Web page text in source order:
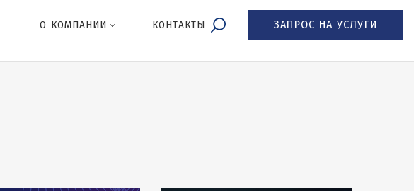
О КОМПАНИИ КОНТАКТЫ ЗАПРОС НА УСЛУГИ